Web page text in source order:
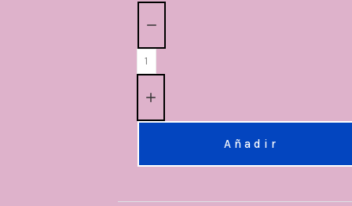
Añadir